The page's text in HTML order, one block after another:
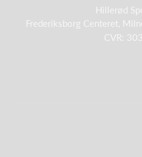
Hillerød
Frederiksborg Centeret,
CVR: